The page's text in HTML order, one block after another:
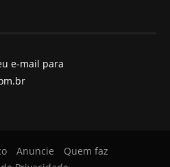
e-mail para
Anuncie
Quem faz